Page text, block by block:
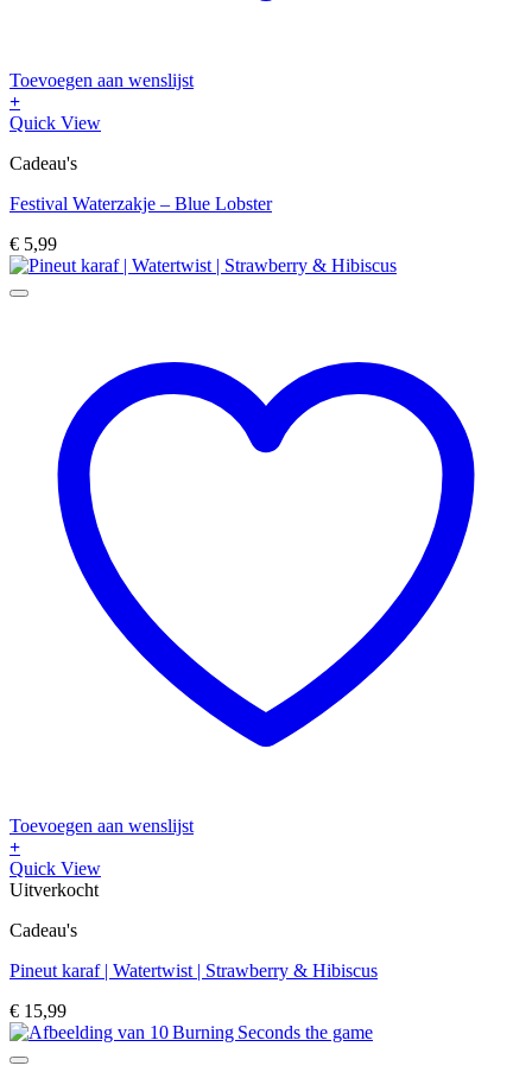
Toevoegen aan wenslijst
+
Quick View
Cadeau's
Festival Waterzakje – Blue Lobster
€ 5,99
Toevoegen aan wenslijst
+
Quick View
Uitverkocht
Cadeau's
Pineut karaf | Watertwist | Strawberry & Hibiscus
€ 15,99